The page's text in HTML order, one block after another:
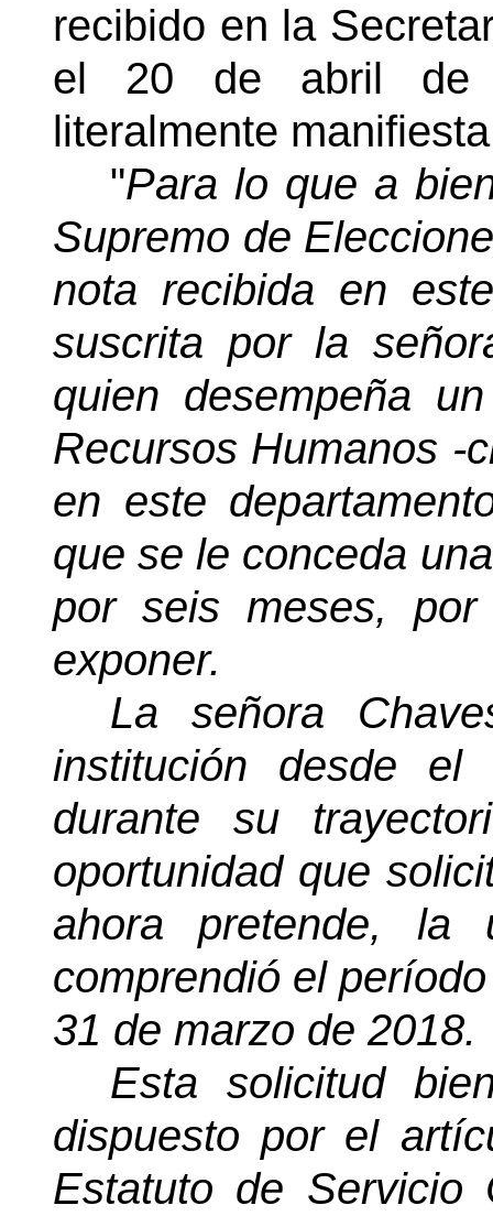
recibido en la
el 20 de abril de
literalmente
"Para lo que a
Supremo de
nota recibida en
suscrita por la
quien desempeña
Recursos Humanos -
en este
que se le conceda
por seis meses,
exponer.
La señora
institución desde
durante su
oportunidad que
ahora pretende,
comprendió el
31 de marzo de 2018.
Esta solicitud
dispuesto por el
Estatuto de